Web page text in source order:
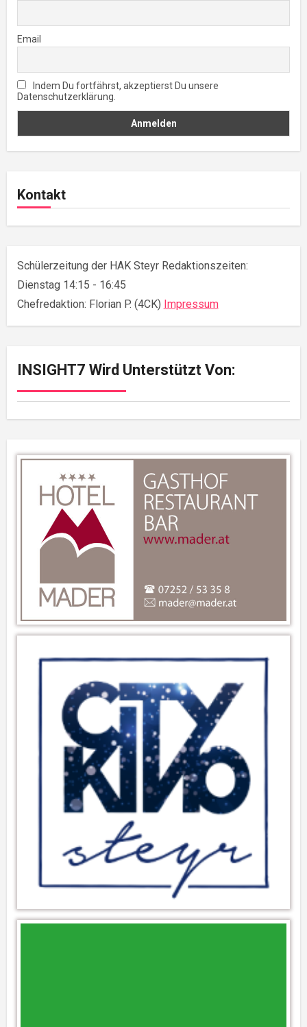
Email
Indem Du fortfährst, akzeptierst Du unsere
Datenschutzerklärung.
Kontakt
Schülerzeitung der HAK Steyr Redaktionszeiten:
Dienstag 14:15 - 16:45
Chefredaktion: Florian P. (4CK) Impressum
INSIGHT7 Wird Unterstützt Von: